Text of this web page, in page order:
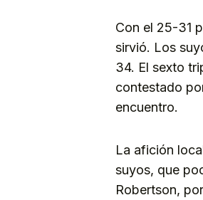
Con el 25-31
sirvió. Los
34. El sexto
contestado
encuentro.
La afición
suyos, que
Robertson,